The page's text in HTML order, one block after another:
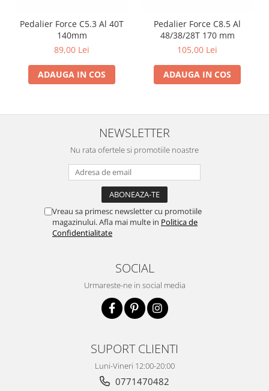
Pedalier Force C5.3 Al 40T
140mm
89,00 Lei
ADAUGA IN COS
Pedalier Force C8.5 Al
48/38/28T 170 mm
105,00 Lei
ADAUGA IN COS
NEWSLETTER
Nu rata ofertele si promotiile noastre
Vreau sa primesc newsletter cu promotiile
magazinului. Afla mai multe in Politica de
Confidentialitate
SOCIAL
Urmareste-ne in social media
SUPORT CLIENTI
Luni-Vineri 12:00-20:00
0771470482